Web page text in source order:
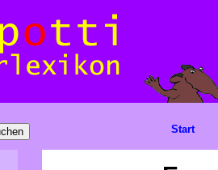
Start